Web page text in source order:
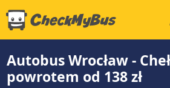
Autobus Wrocław -
powrotem od 138 zł